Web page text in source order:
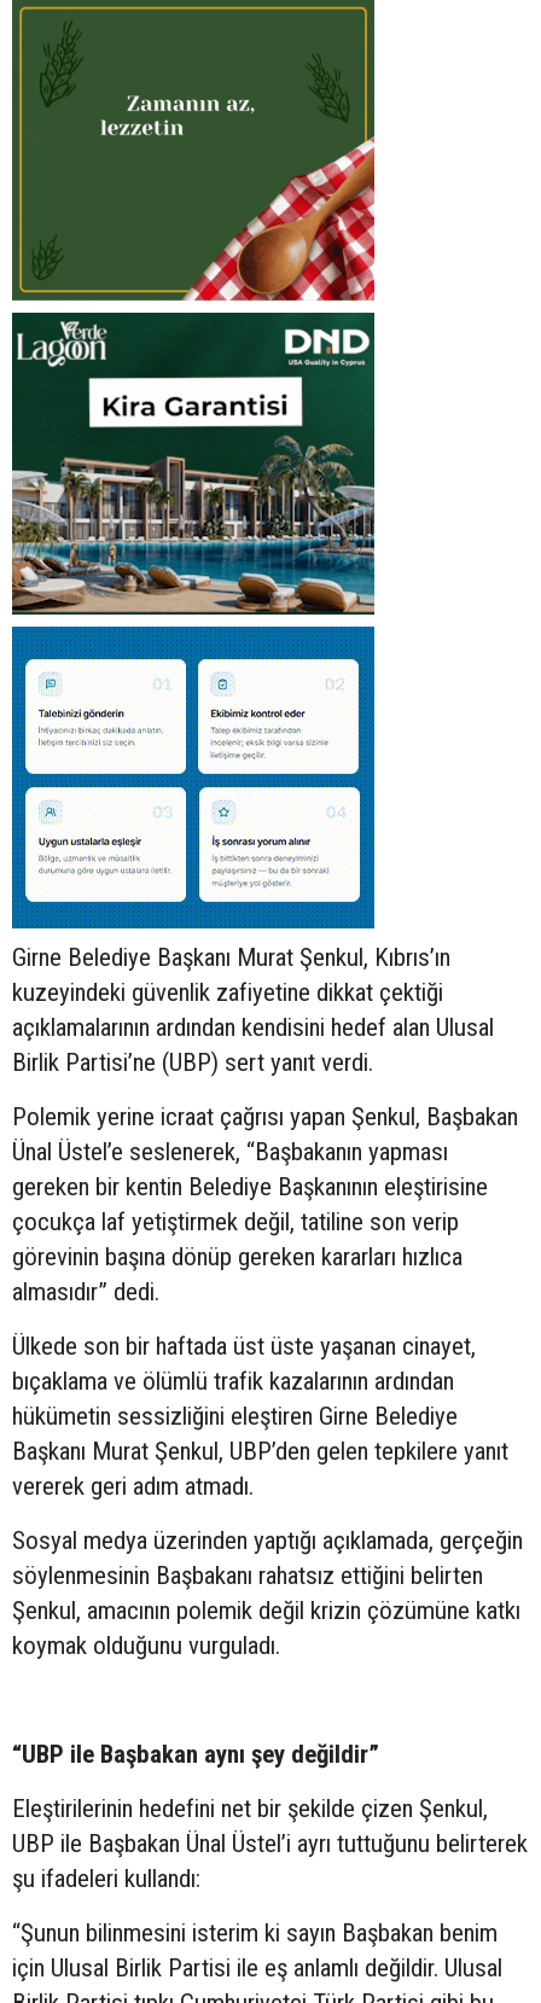
Girne Belediye Başkanı Murat Şenkul, Kıbrıs’ın
kuzeyindeki güvenlik zafiyetine dikkat çektiği
açıklamalarının ardından kendisini hedef alan Ulusal
Birlik Partisi’ne (UBP) sert yanıt verdi.
Polemik yerine icraat çağrısı yapan Şenkul, Başbakan
Ünal Üstel’e seslenerek, “Başbakanın yapması
gereken bir kentin Belediye Başkanının eleştirisine
çocukça laf yetiştirmek değil, tatiline son verip
görevinin başına dönüp gereken kararları hızlıca
almasıdır” dedi.
Ülkede son bir haftada üst üste yaşanan cinayet,
bıçaklama ve ölümlü trafik kazalarının ardından
hükümetin sessizliğini eleştiren Girne Belediye
Başkanı Murat Şenkul, UBP’den gelen tepkilere yanıt
vererek geri adım atmadı.
Sosyal medya üzerinden yaptığı açıklamada, gerçeğin
söylenmesinin Başbakanı rahatsız ettiğini belirten
Şenkul, amacının polemik değil krizin çözümüne katkı
koymak olduğunu vurguladı.
“UBP ile Başbakan aynı şey değildir”
Eleştirilerinin hedefini net bir şekilde çizen Şenkul,
UBP ile Başbakan Ünal Üstel’i ayrı tuttuğunu belirterek
şu ifadeleri kullandı:
“Şunun bilinmesini isterim ki sayın Başbakan benim
için Ulusal Birlik Partisi ile eş anlamlı değildir. Ulusal